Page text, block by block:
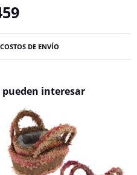
DE ENVÍO
interesar